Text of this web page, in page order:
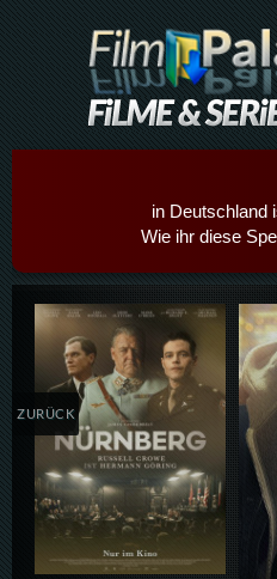
in Deutschland
Wie ihr diese
Details,Play
ZURÜCK